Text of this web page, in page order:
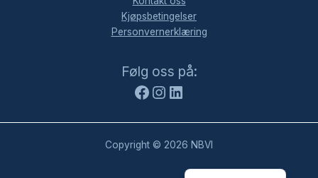
Kjøpsbetingelser
Personvernerklæring
Følg oss på:
Facebook
Instagram
LinkedIn
Copyright © 2026 NBVI